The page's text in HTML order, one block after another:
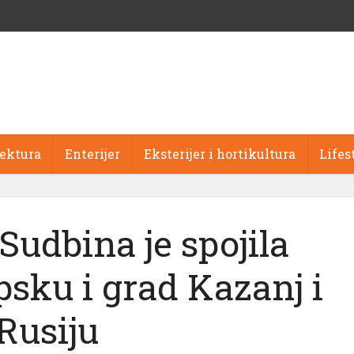
Enterijer Eksterijer i hortikultura
je spojila
i grad Kazanj i